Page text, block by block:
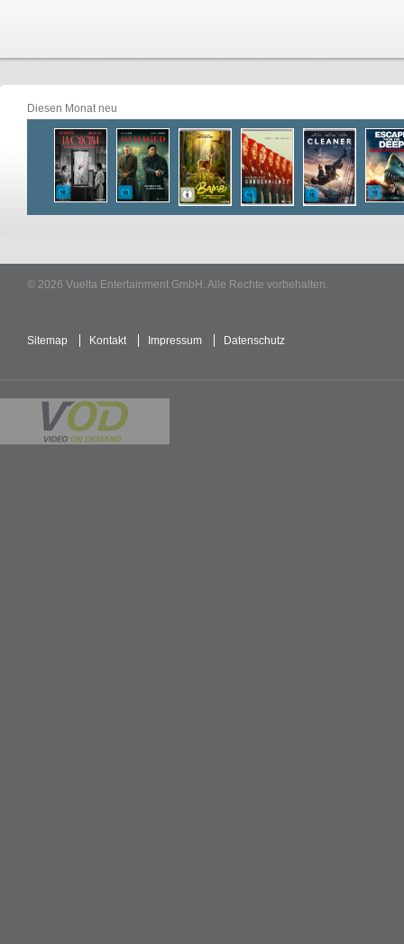
Diesen Monat neu
© 2026 Vuelta Entertainment GmbH. Alle Rechte vorbehalten.
Sitemap Kontakt Impressum Datenschutz